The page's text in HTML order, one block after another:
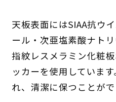
天板表面にはSIAA抗ウ
ール・次亜塩素酸ナト
指紋レスメラミン化粧
ッカーを使用していま
れ、清潔に保つことがで